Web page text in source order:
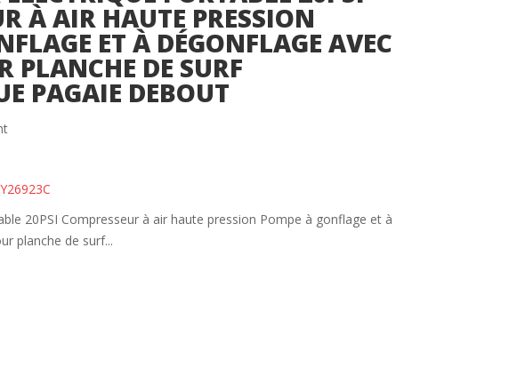
À AIR HAUTE PRESSION
ET À DÉGONFLAGE AVEC
PLANCHE DE SURF
PAGAIE DEBOUT
20PSI Compresseur à air haute pression Pompe à gonflage et à
planche de surf...